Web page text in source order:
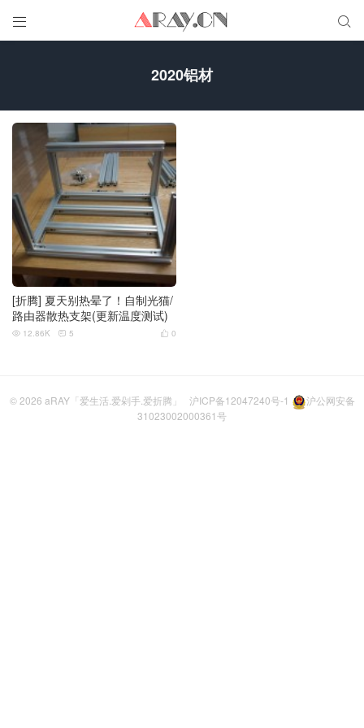
 
2020铝材
[折腾] 夏天别热晕了！自制光猫/
路由器散热支架(更新温度测试)
 0
 12.86K  5
© 2026 aRAY「爱生活.爱剁手.爱折腾」 沪ICP备12047240号-1
沪公网安备
31023002000361号